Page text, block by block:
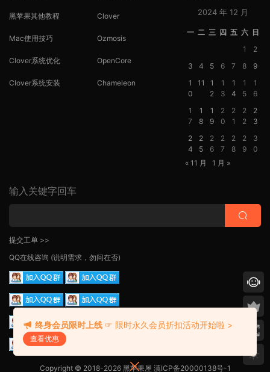
黑苹果其他教程
Mac使用技巧
Clover系统优化
Clover系统安装
Clover
Ozmosis
OpenCore
Chameleon
2024 年 12 月
一 二 三 四 五 六 日
1
2
3
4 5 6 7 8
9
1
0
11
1
2
1
3
1
4
1
5
1
6
1
7
1
8
1
9
2
0
2
1
2
2
2
3
2
4
2
5
2
6
2
7
2
8
2
9
3
0
« 11 月
1 月 »
输入关键字回车
提交工单 >>
QQ在线咨询 (说明需求，勿问在否)
Copyright © 2018-2026 黑苹果屋 滇ICP备20000138号-1
终身会员限时上线 ☞ 限时永久会员折扣活动开始啦 >
查看优惠